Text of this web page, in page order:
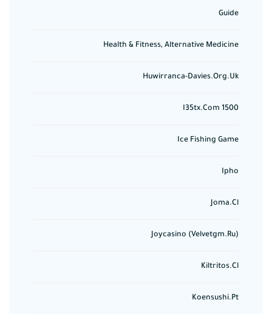
Guide
Health & Fitness, Alternative Medicine
Huwirranca-Davies.org.uk
I35tx.com 1500
Ice Fishing Game
Ipho
Joma.cl
Joycasino (velvetgm.ru)
Kiltritos.cl
Koensushi.pt